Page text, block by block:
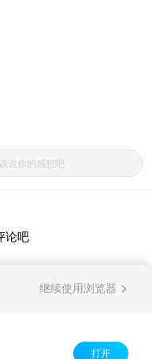
继续使用浏览器
打开